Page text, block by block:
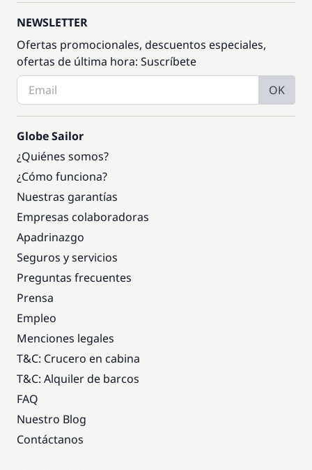
NEWSLETTER
Ofertas promocionales, descuentos especiales,
ofertas de última hora: Suscríbete
OK
Globe Sailor
¿Quiénes somos?
¿Cómo funciona?
Nuestras garantías
Empresas colaboradoras
Apadrinazgo
Seguros y servicios
Preguntas frecuentes
Prensa
Empleo
Menciones legales
T&C: Crucero en cabina
T&C: Alquiler de barcos
FAQ
Nuestro Blog
Contáctanos